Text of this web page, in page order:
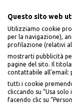
Seguici sui
Questo sito web
Utilizziamo cookie
per la navigazione),
profilazione (relativi
mostrarti pubblicità
pagine del sito. Il
contattabile all'email:
tutti i cookie
cliccando su “Usa
facendo clic su